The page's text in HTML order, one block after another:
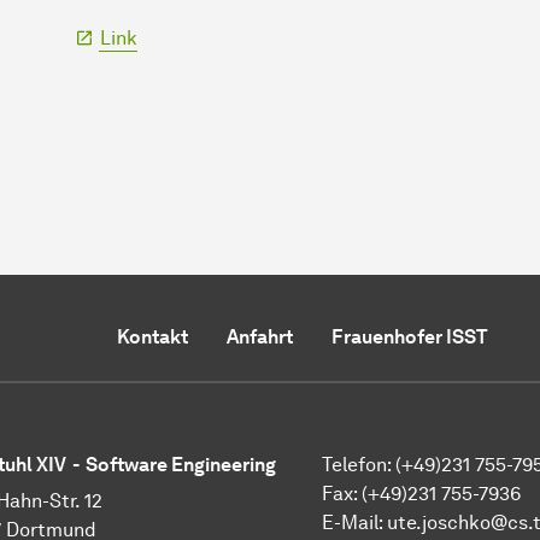
Link
Kontakt Anfahrt Frauenhofer ISST
XIV - Software Engineering
Str. 12
Dortmund
Telefon: (+49)231 755-
Fax: (+49)231 755-7936
E-Mail: